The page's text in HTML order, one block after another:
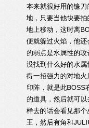
本来就很好用的镰
地，只要当他快要
地上移动，这时离
便就躲过火焰，他
的弱点是水属性的
没找到什么好的水
得一招强力的对地
印阵，就是此BOSS
的道具，然后就可以
样去的话会看见那
王，然后有角和